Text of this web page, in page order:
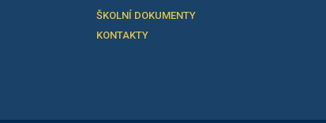
ŠKOLNÍ DOKUMENTY
KONTAKTY